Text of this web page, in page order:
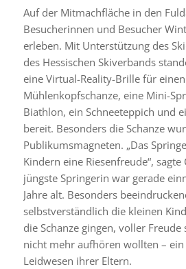
Auf der Mitmachfläche in den
Besucherinnen und Besucher
erleben. Mit Unterstützung des
des Hessischen Skiverbands
eine Virtual-Reality-Brille für
Mühlenkopfschanze, eine Mini-
Biathlon, ein Schneeteppich und
bereit. Besonders die Schanze
Publikumsmagneten. „Das
Kindern eine Riesenfreude“,
jüngste Springerin war gerade
Jahre alt. Besonders
selbstverständlich die kleinen
die Schanze gingen, voller
nicht mehr aufhören wollten – ein
Leidwesen ihrer Eltern.